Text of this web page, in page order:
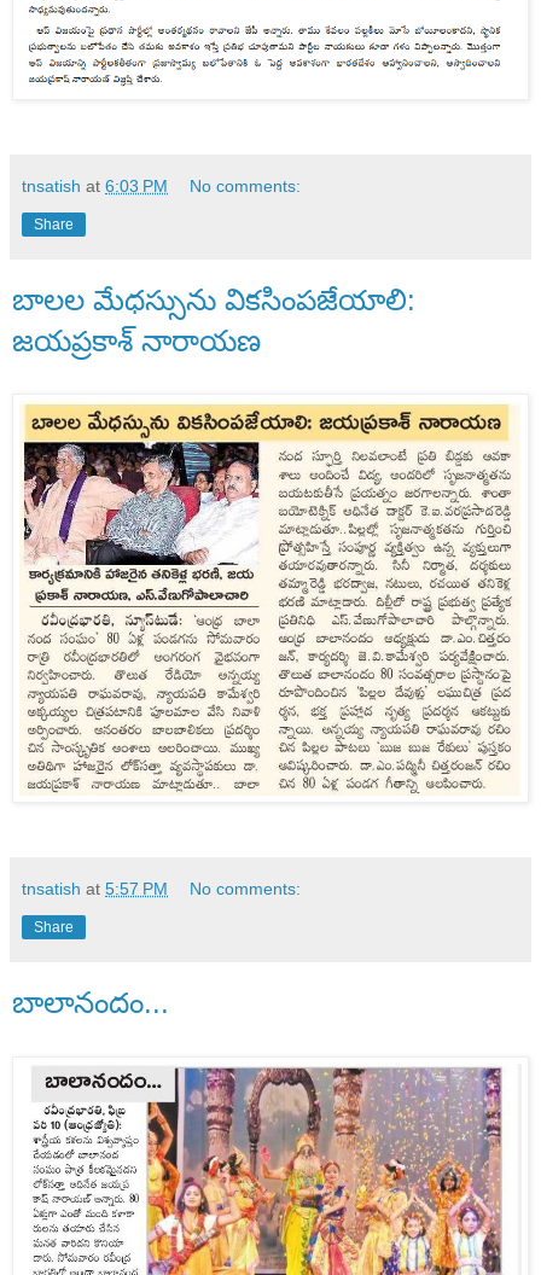
tnsatish at 6:03 PM No comments:
Share
బాలల మేధస్సును వికసింపజేయాలి:
జయప్రకాశ్ నారాయణ
tnsatish at 5:57 PM No comments:
Share
బాలానందం...